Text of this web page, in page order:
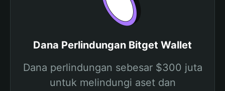
Dana Perlindungan Bitget Wallet
Dana perlindungan sebesar $300 juta
untuk melindungi aset dan